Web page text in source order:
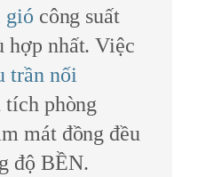
gió công suất
hợp nhất. Việc
trần nối
phòng
mát đồng đều
độ BỀN.